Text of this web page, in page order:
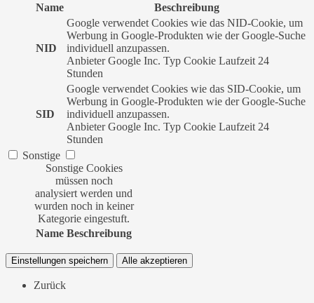
Name
Beschreibung
NID
Google verwendet Cookies wie das NID-Cookie, um
Werbung in Google-Produkten wie der Google-Suche
individuell anzupassen.
Anbieter Google Inc. Typ Cookie Laufzeit 24
Stunden
SID
Google verwendet Cookies wie das SID-Cookie, um
Werbung in Google-Produkten wie der Google-Suche
individuell anzupassen.
Anbieter Google Inc. Typ Cookie Laufzeit 24
Stunden
Sonstige
Sonstige Cookies
müssen noch
analysiert werden und
wurden noch in keiner
Kategorie eingestuft.
Name Beschreibung
Einstellungen speichern Alle akzeptieren
Zurück